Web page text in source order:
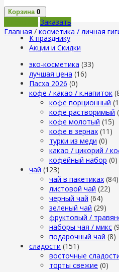
Корзина 0
Заказать
Главная / косметика / личная
К празднику
Акции и Скидки
эко-косметика (33)
лучшая цена (16)
Пасха 2026 (0)
кофе / какао / к.напиток
кофе порционный
кофе растворимый
кофе молотый (15)
кофе в зернах (11)
турки из меди (0)
какао / цикорий /
кофейный набор (0)
чай (123)
чай в пакетиках (84)
листовой чай (22)
черный чай (64)
зеленый чай (29)
фруктовый /
наборы чая / микс
подарочный чай (8)
сладости (151)
восточные
торты свежие (0)